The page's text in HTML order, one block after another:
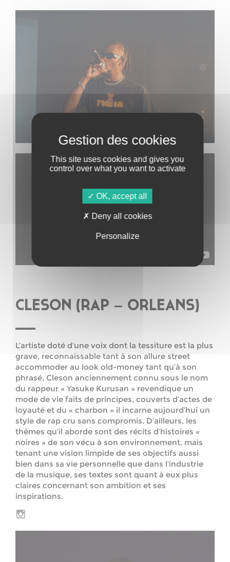
CLESON (RAP – ORLEANS)
L’artiste doté d’une voix dont la tessiture est la plus
grave, reconnaissable tant à son allure street
accommoder au look old-money tant qu’à son
phrasé, Cleson anciennement connu sous le nom
du rappeur « Yasuke Kurusan » revendique un
mode de vie faits de principes, couverts d’actes de
loyauté et du « charbon » il incarne aujourd’hui un
style de rap cru sans compromis. D’ailleurs, les
thèmes qu’il aborde sont des récits d’histoires «
noires » de son vécu à son environnement, mais
tenant une vision limpide de ses objectifs aussi
bien dans sa vie personnelle que dans l’industrie
de la musique, ses textes sont quant à eux plus
claires concernant son ambition et ses
inspirations.
This site uses cookies and gives you
control over what you want to activate
OK, accept all
Deny all cookies
Personalize